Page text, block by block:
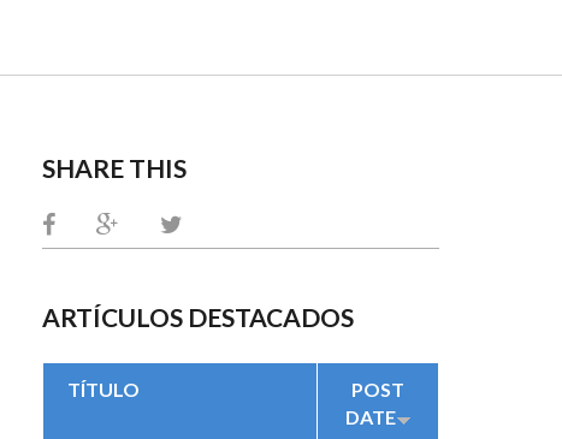
SHARE THIS
ARTÍCULOS DESTACADOS
TÍTULO
POST
DATE